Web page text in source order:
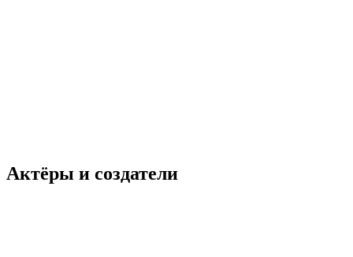
Актёры и создатели